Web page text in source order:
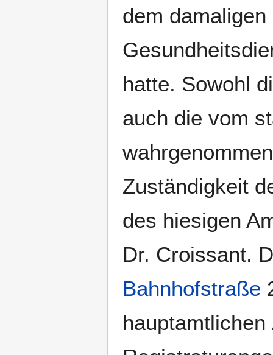
dem
hatte. Sowohl
auch die vom
Zuständigkeit
des hiesigen
Dr. Croissant.
Bahnhofstraße